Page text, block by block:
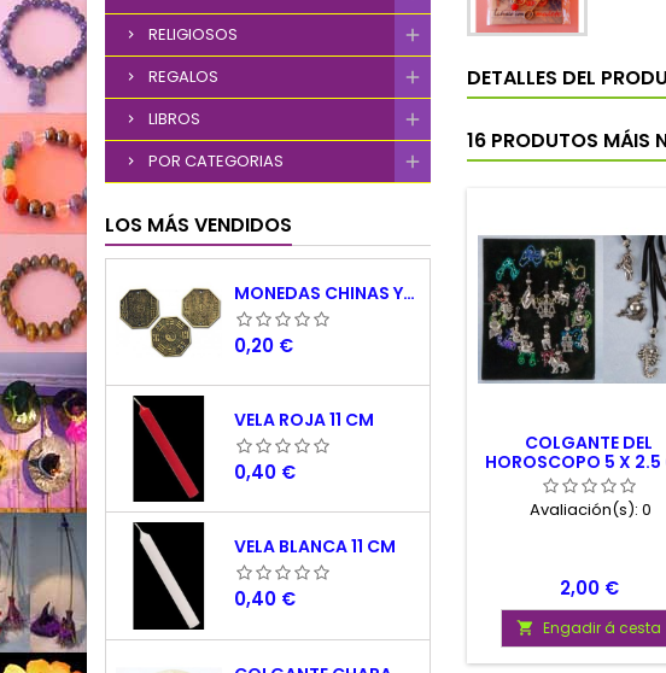
RELIGIOSOS
REGALOS
LIBROS
POR CATEGORIAS
LOS MÁS VENDIDOS
MONEDAS CHINAS YING YANG
Precio
0,20 €
VELA ROJA 11 CM
Precio
0,40 €
VELA BLANCA 11 CM
Precio
0,40 €
DETALLES DEL
16 PRODUTOS MÁIS
COLGANTE DEL
HOROSCOPO 5 X 2.5
Avaliación(s): 0
Prezo
2,00 €
 Engadir á cesta